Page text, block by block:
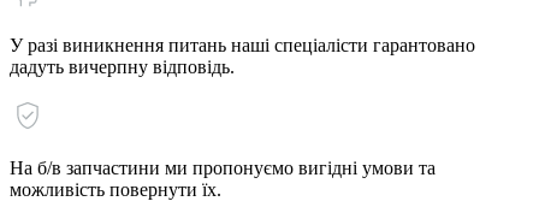
У разі виникнення питань наші спеціалісти гарантовано
дадуть вичерпну відповідь.
На б/в запчастини ми пропонуємо вигідні умови та
можливість повернути їх.